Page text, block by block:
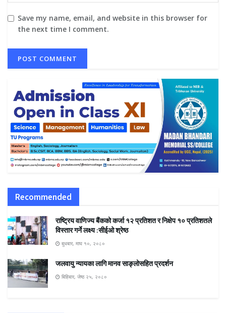
Save my name, email, and website in this browser for
the next time I comment.
Recommended
राष्ट्रिय वाणिज्य बैंकको कर्जा १२ प्रतिशत र निक्षेप १० प्रतिशतले
विस्तार गर्ने लक्ष्य :सीईओ श्रेष्ठ
बुधबार, माघ १०, २०८०
जलवायु न्यायका लागि मानव साङ्लोसहित प्रदर्शन
बिहिबार, जेष्ठ २५, २०८०